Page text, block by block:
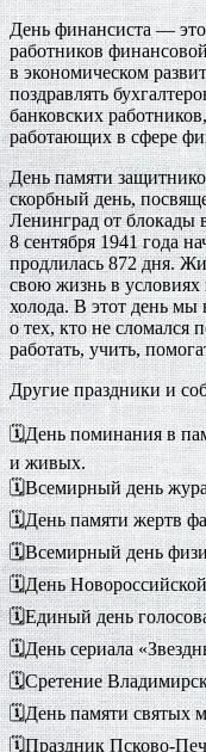
День финансиста —
работников
в экономическом
поздравлять
банковских
работающих в сфере
День памяти
скорбный день,
Ленинград от блокады
8 сентября 1941 года
продлилась 872 дня.
свою жизнь в
холода. В этот день мы
о тех, кто не сломался
работать, учить,
Другие праздники и
🗓️День поминания в
и живых.
🗓️Всемирный день
🗓️День памяти жертв
🗓️Всемирный день
🗓️День
🗓️Единый день
🗓️День сериала
🗓️Сретение
🗓️День памяти святых
🗓️Праздник Псково-